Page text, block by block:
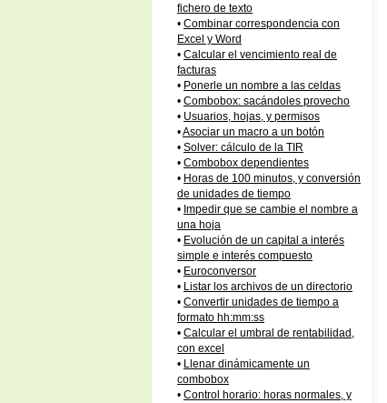
fichero de texto
• Combinar correspondencia con
Excel y Word
• Calcular el vencimiento real de
facturas
• Ponerle un nombre a las celdas
• Combobox: sacándoles provecho
• Usuarios, hojas, y permisos
•Asociar un macro a un botón
• Solver: cálculo de la TIR
• Combobox dependientes
• Horas de 100 minutos, y conversión
de unidades de tiempo
• Impedir que se cambie el nombre a
una hoja
• Evolución de un capital a interés
simple e interés compuesto
• Euroconversor
•
Listar los archivos de un directorio
• Convertir unidades de tiempo a
formato hh:mm:ss
• Calcular el umbral de rentabilidad,
con excel
•
Llenar dinámicamente un
combobox
• Control horario: horas normales, y